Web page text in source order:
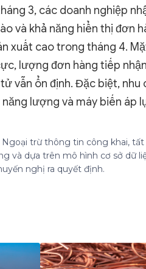
3, các doanh nghiệp
và khả năng hiển thị đơn
xuất cao trong tháng 4.
lượng đơn hàng tiếp
vẫn ổn định. Đặc biệt,
lượng và máy biến áp
trừ thông tin công khai,
và dựa trên mô hình cơ sở dữ
nghị ra quyết định.